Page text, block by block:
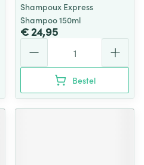
Shampoux Express
Shampoo 150ml
€ 24,95
Bestel